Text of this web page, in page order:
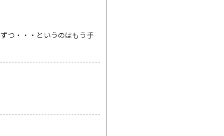
つ・・・というのはもう手